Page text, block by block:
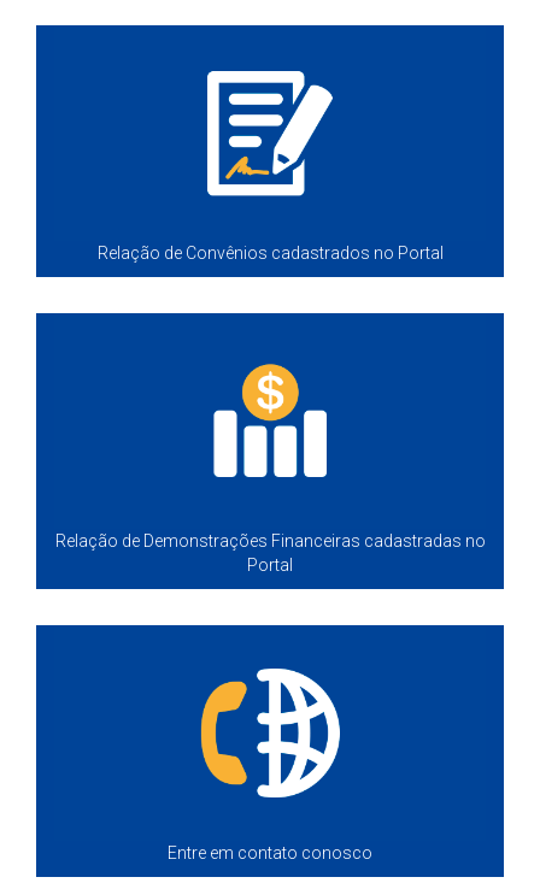
Relação de Convênios cadastrados no Portal
Relação de Demonstrações Financeiras cadastradas no
Portal
Entre em contato conosco